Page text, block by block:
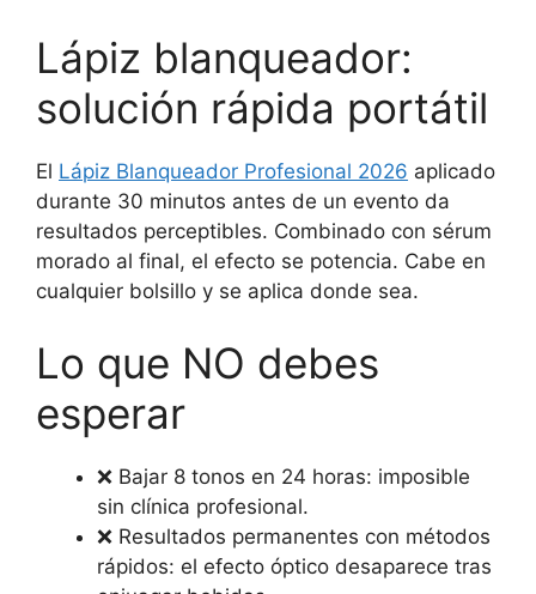
Lápiz blanqueador:
solución rápida portátil
El Lápiz Blanqueador Profesional 2026 aplicado
durante 30 minutos antes de un evento da
resultados perceptibles. Combinado con sérum
morado al final, el efecto se potencia. Cabe en
cualquier bolsillo y se aplica donde sea.
Lo que NO debes
esperar
❌ Bajar 8 tonos en 24 horas: imposible
sin clínica profesional.
❌ Resultados permanentes con métodos
rápidos: el efecto óptico desaparece tras